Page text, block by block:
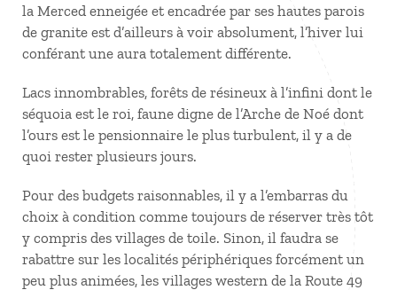
la Merced enneigée et encadrée par ses hautes parois
de granite est d’ailleurs à voir absolument, l’hiver lui
conférant une aura totalement différente.
Lacs innombrables, forêts de résineux à l’infini dont le
séquoia est le roi, faune digne de l’Arche de Noé dont
l’ours est le pensionnaire le plus turbulent, il y a de
quoi rester plusieurs jours.
Pour des budgets raisonnables, il y a l’embarras du
choix à condition comme toujours de réserver très tôt
y compris des villages de toile. Sinon, il faudra se
rabattre sur les localités périphériques forcément un
peu plus animées, les villages western de la Route 49